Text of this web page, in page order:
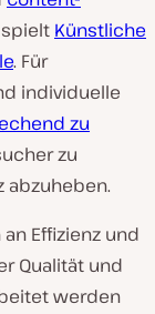
Künstliche
. Für
individuelle
zu
zu
abzuheben.
Effizienz und
Qualität und
werden